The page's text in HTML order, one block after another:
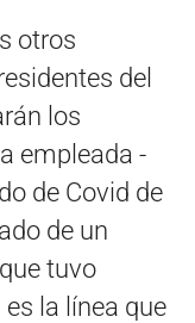
otros
del
los
empleada -
de Covid de
de un
tuvo
la línea que